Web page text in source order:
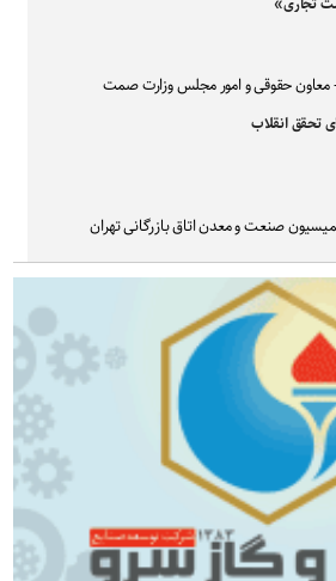
حقوقی و امور مجلس وزارت صمت
تحقق انقلاب
صنعت و معدن اتاق بازرگانی تهران